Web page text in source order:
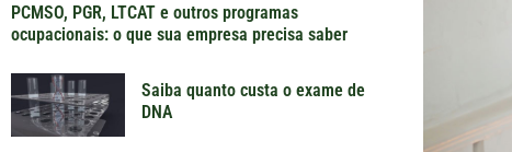
PCMSO, PGR, LTCAT e outros programas
ocupacionais: o que sua empresa precisa saber
Saiba quanto custa o exame de
DNA